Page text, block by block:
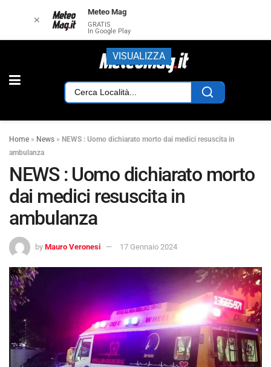
Home » News » NEWS : Uomo dichiarato morto dai medici resuscita in
ambulanza
NEWS : Uomo dichiarato morto
dai medici resuscita in
ambulanza
by Mauro Veronesi 17 Gennaio 2024
✕
Meteo Mag
GRATIS
In Google Play
VISUALIZZA